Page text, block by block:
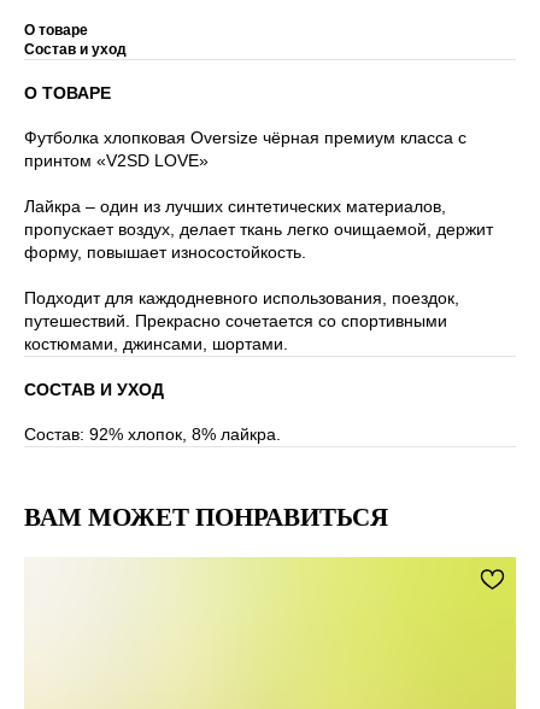
О товаре
Состав и уход
О ТОВАРЕ
Футболка хлопковая Oversize чёрная премиум класса с
принтом «V2SD LOVE»
Лайкра – один из лучших синтетических материалов,
пропускает воздух, делает ткань легко очищаемой, держит
форму, повышает износостойкость.
Подходит для каждодневного использования, поездок,
путешествий. Прекрасно сочетается со спортивными
костюмами, джинсами, шортами.
СОСТАВ И УХОД
Состав: 92% хлопок, 8% лайкра.
ВАМ МОЖЕТ ПОНРАВИТЬСЯ